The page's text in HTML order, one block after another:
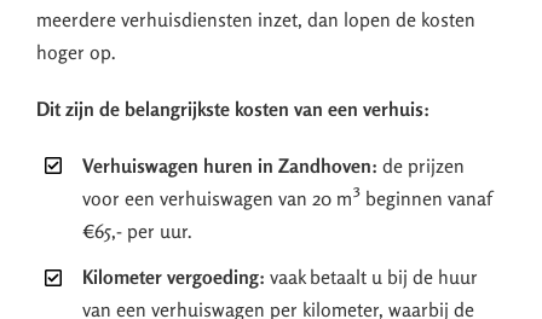
meerdere verhuisdiensten inzet, dan lopen de kosten
hoger op.
Dit zijn de belangrijkste kosten van een verhuis:
Verhuiswagen huren in Zandhoven: de prijzen
voor een verhuiswagen van 20 m³ beginnen vanaf
€65,- per uur.
Kilometer vergoeding: vaak betaalt u bij de huur
van een verhuiswagen per kilometer, waarbij de